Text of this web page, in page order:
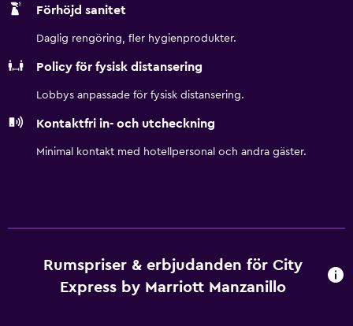
Detta hotell har bland annat en utomhuspool och
Förhöjd sanitet
Daglig rengöring, fler hygienprodukter.
Policy för fysisk distansering
Lobbys anpassade för fysisk distansering.
Kontaktfri in- och utcheckning
Minimal kontakt med hotellpersonal och andra gäster.
Rumspriser & erbjudanden för City
Express by Marriott Manzanillo